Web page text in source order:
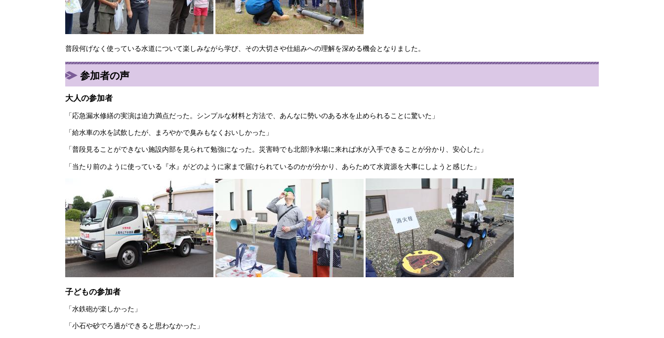
普段何げなく使っている水道について楽しみながら学び、その大切さや仕組みへの理解を深める機会となりました。
参加者の声
大人の参加者
「応急漏水修繕の実演は迫力満点だった。シンプルな材料と方法で、あんなに勢いのある水を止められることに驚いた」
「給水車の水を試飲したが、まろやかで臭みもなくおいしかった」
「普段見ることができない施設内部を見られて勉強になった。災害時でも北部浄水場に来れば水が入手できることが分かり、安心した」
「当たり前のように使っている『水』がどのように家まで届けられているのかが分かり、あらためて水資源を大事にしようと感じた」
子どもの参加者
「水鉄砲が楽しかった」
「小石や砂でろ過ができると思わなかった」